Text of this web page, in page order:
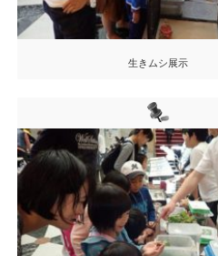
生きムシ展示